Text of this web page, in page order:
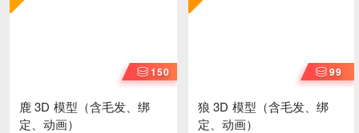
150
鹿 3D 模型（含毛发、绑
定、动画）
99
狼 3D 模型（含毛发、绑
定、动画）